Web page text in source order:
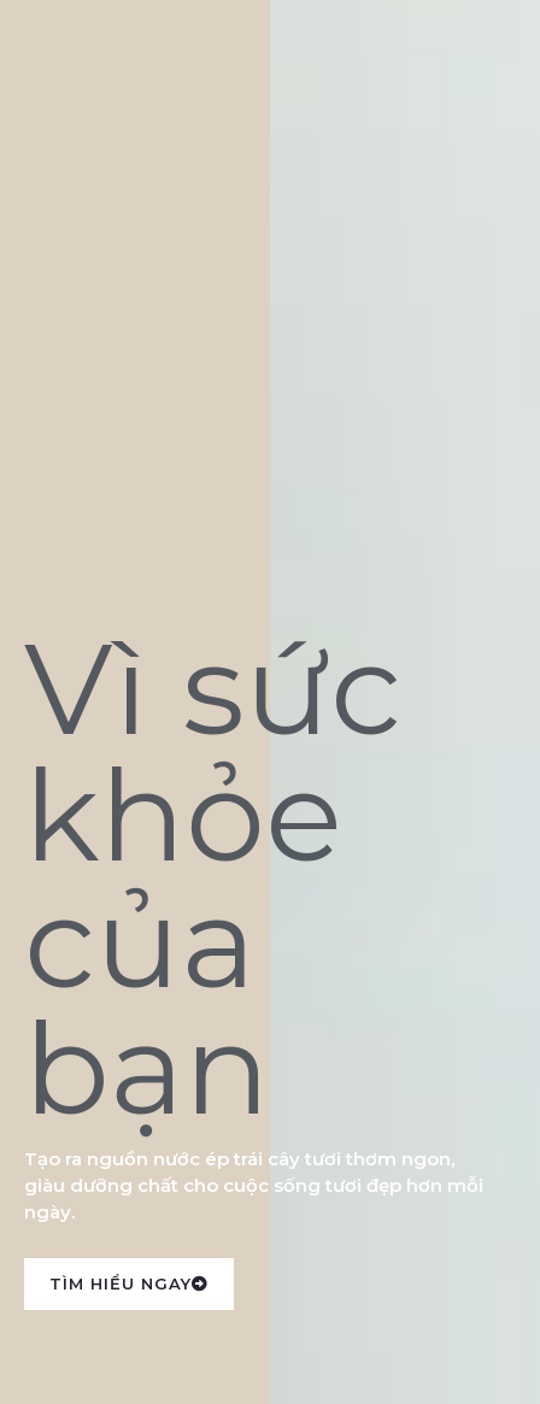
Vì sức
khỏe
của
bạn
Tạo ra nguồn nước ép trái cây tươi thơm ngon,
giàu dưỡng chất cho cuộc sống tươi đẹp hơn mỗi
ngày.
TÌM HIỂU NGAY